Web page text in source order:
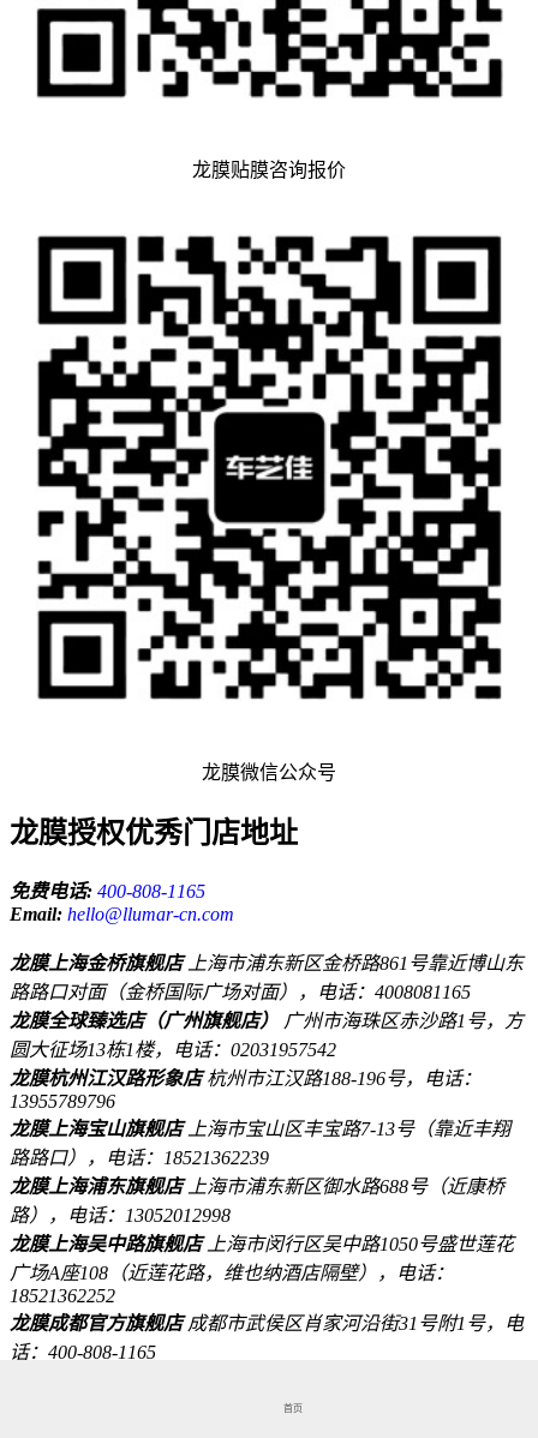
龙膜贴膜咨询报价
龙膜微信公众号
龙膜授权优秀门店地址
免费电话: 400-808-1165
Email: hello@llumar-cn.com
龙膜上海金桥旗舰店 上海市浦东新区金桥路861号靠近博山东
路路口对面（金桥国际广场对面），电话：4008081165
龙膜全球臻选店（广州旗舰店）
广州市海珠区赤沙路1号，方
圆大征场13栋1楼，电话：02031957542
龙膜杭州江汉路形象店杭州市江汉路188-196号，电话：
13955789796
龙膜上海宝山旗舰店 上海市宝山区丰宝路7-13号（靠近丰翔
路路口），电话：18521362239
龙膜上海浦东旗舰店 上海市浦东新区御水路688号（近康桥
路），电话：13052012998
龙膜上海吴中路旗舰店 上海市闵行区吴中路1050号盛世莲花
广场A座108（近莲花路，维也纳酒店隔壁），电话：
18521362252
龙膜成都官方旗舰店成都市武侯区肖家河沿街31号附1号，电
话：400-808-1165
首页